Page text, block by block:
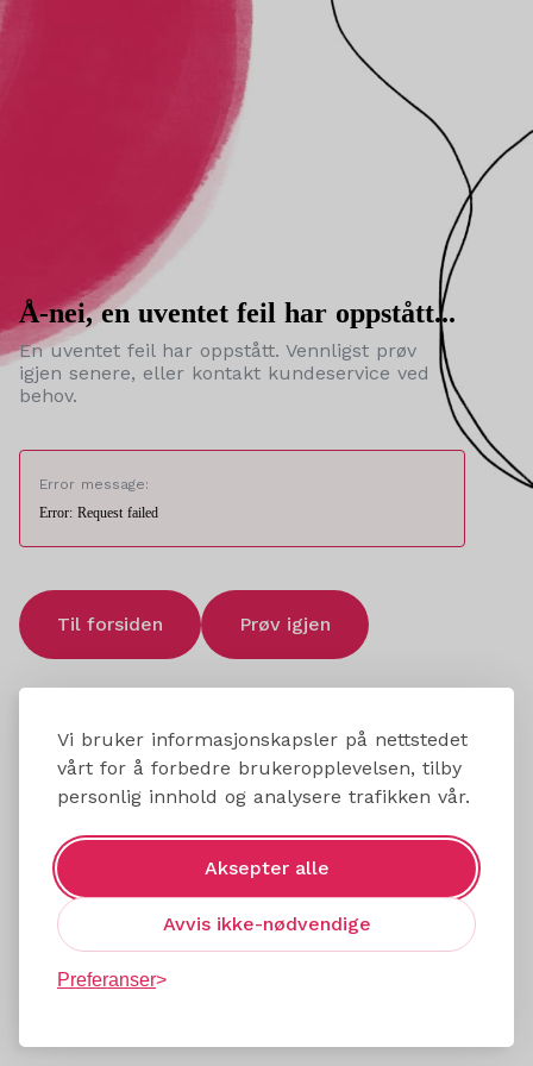
Vi bruker informasjonskapsler på nettstedet
vårt for å forbedre brukeropplevelsen, tilby
personlig innhold og analysere trafikken vår.
Aksepter alle
Avvis ikke-nødvendige
Preferanser
Å-nei, en uventet feil har oppstått...
En uventet feil har oppstått. Vennligst prøv
igjen senere, eller kontakt kundeservice ved
behov.
Error message:
Error: Request failed
Til forsiden Prøv igjen